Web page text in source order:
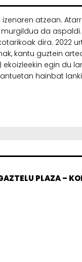
izenaren atzean.
da
dira. 2022
kantu guztein
egin du
hainbat
PLAZA –